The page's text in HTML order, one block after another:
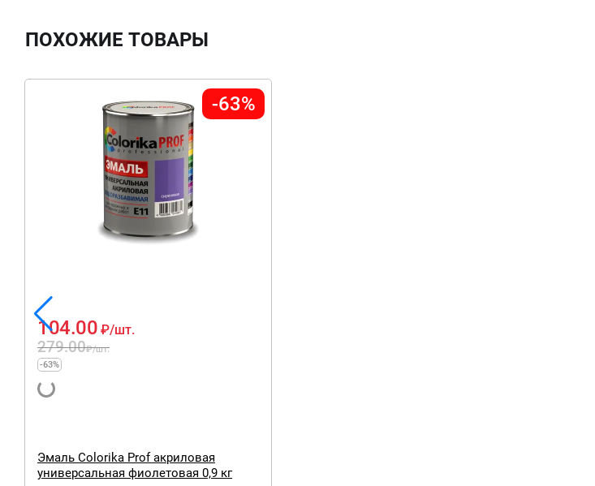
ПОХОЖИЕ ТОВАРЫ
-63%
279.00₽/шт.
104.00 ₽/шт.
-63%
Эмаль Colorika Prof акриловая
универсальная фиолетовая 0,9 кг